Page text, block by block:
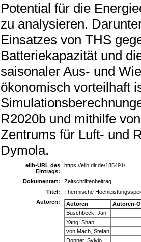
Potential für die
zu analysieren.
Einsatzes von THS
Batteriekapazität und
saisonaler Aus- und
ökonomisch vorteilhaft
R2020b und mithilfe
Zentrums für Luft- und
Dymola.
elib-URL des
Eintrags:
https://elib.dlr.de/185491/
Dokumentart:
Zeitschriftenbeitrag
Titel:
Thermische
Autoren:
Autoren
Autoren-
Buschbeck, Jan
Yang, Shan
von Mach, Stefan
Donner, Sylvio